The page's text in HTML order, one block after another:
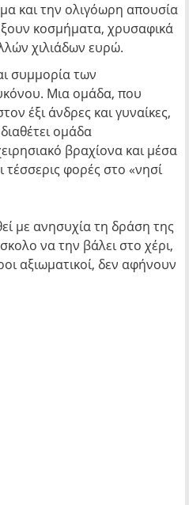
και την ολιγόωρη απουσία
κοσμήματα, χρυσαφικά
χιλιάδων ευρώ.
συμμορία των
Μια ομάδα, που
έξι άνδρες και γυναίκες,
ομάδα
βραχίονα και μέσα
τέσσερις φορές στο «νησί
με ανησυχία τη δράση της
να την βάλει στο χέρι,
αξιωματικοί, δεν αφήνουν